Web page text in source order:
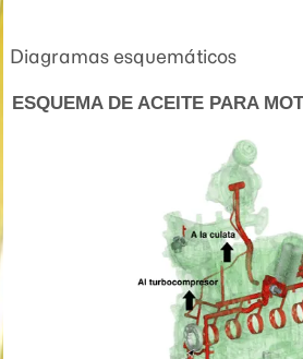
Diagramas esquemáticos
ESQUEMA DE ACEITE PARA